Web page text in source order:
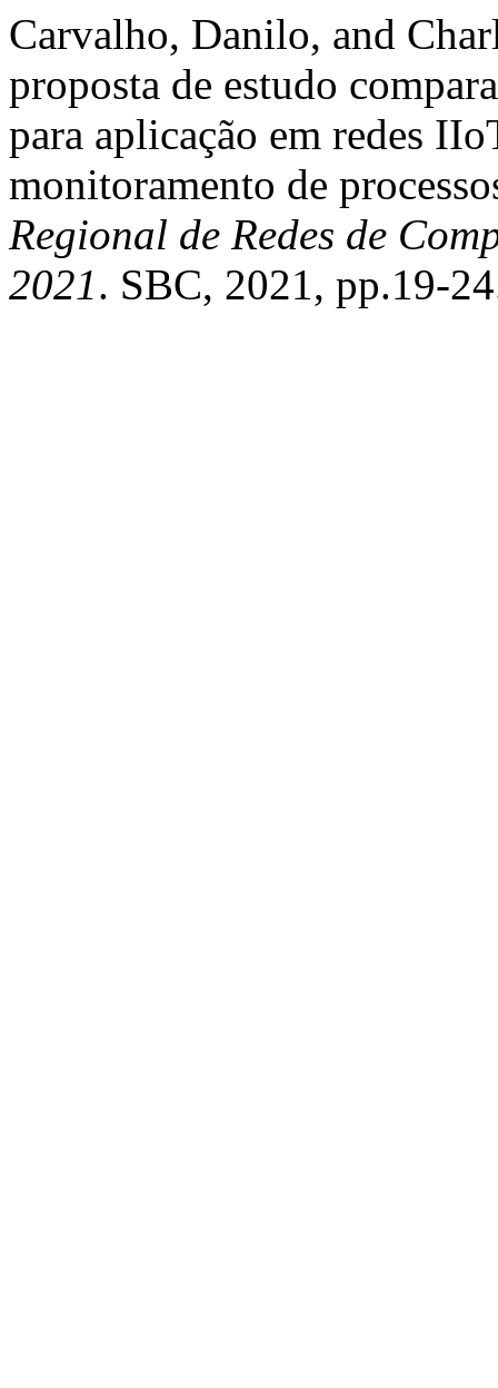
Carvalho, Danilo, and
proposta de estudo
para aplicação em redes
monitoramento de
Regional de Redes de
2021. SBC, 2021, pp.19-